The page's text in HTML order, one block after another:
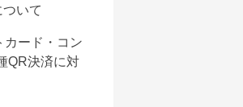
いて
カード・コン
QR決済に対